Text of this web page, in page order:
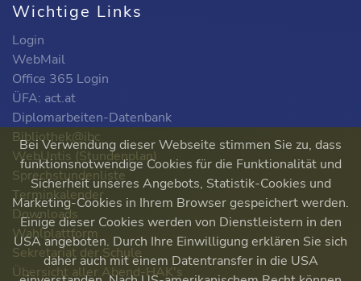
Wichtige Links
Login
WebMail
Office 365 Login
ÜFA: act.at
Diplomarbeiten-Datenbank
Bibliothek@ibc
WebUntis (Stundenplan)
Sprechstundenliste
Terminkalender
Downloads
Wahlplattform
Sekretariat der Schule
Übersicht aller Abend-HAK's
Bei Verwendung dieser Webseite stimmen Sie zu, dass
funktionsnotwendige Cookies für die Funktionalität und
Sicherheit unseres Angebots, Statistik-Cookies und
Marketing-Cookies in Ihrem Browser gespeichert werden.
Einige dieser Cookies werden von Dienstleistern in den
USA angeboten. Durch Ihre Einwilligung erklären Sie sich
daher auch mit einem Datentransfer in die USA